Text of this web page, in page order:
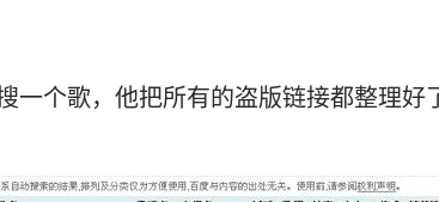
一个歌，他把所有的盗版链接都整理好